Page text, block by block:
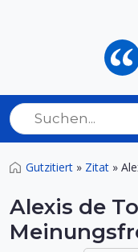
Gutzitiert » Zitat »
Alexis de